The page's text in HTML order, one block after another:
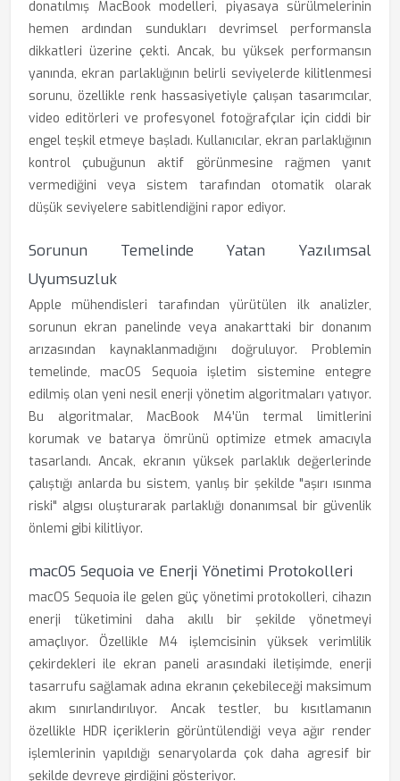
donatılmış MacBook modelleri, piyasaya sürülmelerinin
hemen ardından sundukları devrimsel performansla
dikkatleri üzerine çekti. Ancak, bu yüksek performansın
yanında, ekran parlaklığının belirli seviyelerde kilitlenmesi
sorunu, özellikle renk hassasiyetiyle çalışan tasarımcılar,
video editörleri ve profesyonel fotoğrafçılar için ciddi bir
engel teşkil etmeye başladı. Kullanıcılar, ekran parlaklığının
kontrol çubuğunun aktif görünmesine rağmen yanıt
vermediğini veya sistem tarafından otomatik olarak
düşük seviyelere sabitlendiğini rapor ediyor.
Sorunun Temelinde Yatan Yazılımsal
Uyumsuzluk
Apple mühendisleri tarafından yürütülen ilk analizler,
sorunun ekran panelinde veya anakarttaki bir donanım
arızasından kaynaklanmadığını doğruluyor. Problemin
temelinde, macOS Sequoia işletim sistemine entegre
edilmiş olan yeni nesil enerji yönetim algoritmaları yatıyor.
Bu algoritmalar, MacBook M4'ün termal limitlerini
korumak ve batarya ömrünü optimize etmek amacıyla
tasarlandı. Ancak, ekranın yüksek parlaklık değerlerinde
çalıştığı anlarda bu sistem, yanlış bir şekilde "aşırı ısınma
riski" algısı oluşturarak parlaklığı donanımsal bir güvenlik
önlemi gibi kilitliyor.
macOS Sequoia ve Enerji Yönetimi Protokolleri
macOS Sequoia ile gelen güç yönetimi protokolleri, cihazın
enerji tüketimini daha akıllı bir şekilde yönetmeyi
amaçlıyor. Özellikle M4 işlemcisinin yüksek verimlilik
çekirdekleri ile ekran paneli arasındaki iletişimde, enerji
tasarrufu sağlamak adına ekranın çekebileceği maksimum
akım sınırlandırılıyor. Ancak testler, bu kısıtlamanın
özellikle HDR içeriklerin görüntülendiği veya ağır render
işlemlerinin yapıldığı senaryolarda çok daha agresif bir
şekilde devreye girdiğini gösteriyor.